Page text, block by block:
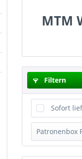
MTM
Filtern
Sofort
Patronenbox
Forest